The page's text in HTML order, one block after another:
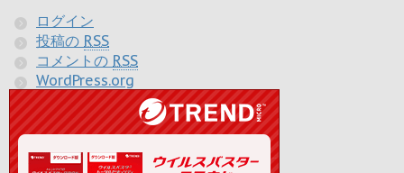
ログイン
投稿の RSS
コメントの RSS
WordPress.org